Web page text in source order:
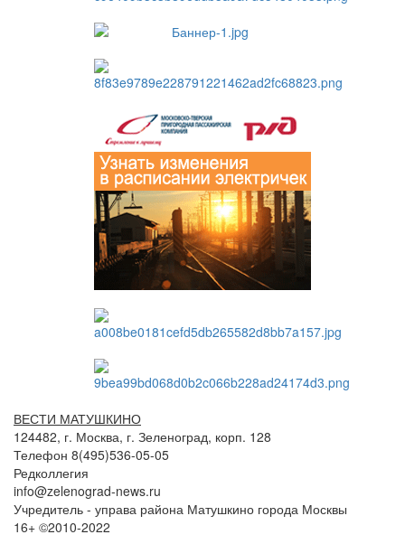
ВЕСТИ МАТУШКИНО
124482, г. Москва, г. Зеленоград, корп. 128
Телефон 8(495)536-05-05
Редколлегия
info@zelenograd-news.ru
Учредитель - управа района Матушкино города Москвы
16+ ©2010-2022